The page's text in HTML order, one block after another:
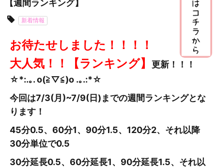
【週間ランキング】
新着情報
お待たせしました！！！！
大人気！！【ランキング】
更新 ！！！
☆*:.｡. o(≧▽≦)o .｡.:*☆
今回は7/3(月)~7/9(日)までの週間ランキングとな
ります！
45分0.5、60分1、90分1.5、120分2、それ以降
30分単位で0.5
30分延長0.5、60分延長1、90分延長1.5、それ以